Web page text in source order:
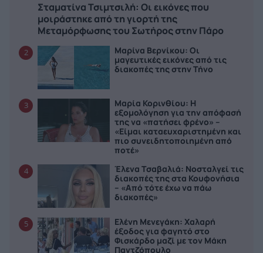
Σταματίνα Τσιμτσιλή: Οι εικόνες που
μοιράστηκε από τη γιορτή της
Μεταμόρφωσης του Σωτήρος στην Πάρο
2
Μαρίνα Βερνίκου: Οι
μαγευτικές εικόνες από τις
διακοπές της στην Τήνο
3
Μαρία Κορινθίου: Η
εξομολόγηση για την απόφασή
της να «πατήσει φρένο» –
«Είμαι καταευχαριστημένη και
πιο συνειδητοποιημένη από
ποτέ»
4
Έλενα Τσαβαλιά: Νοσταλγεί τις
διακοπές της στα Κουφονήσια
– «Από τότε έχω να πάω
διακοπές»
5
Ελένη Μενεγάκη: Χαλαρή
έξοδος για φαγητό στο
Φισκάρδο μαζί με τον Μάκη
Παντζόπουλο